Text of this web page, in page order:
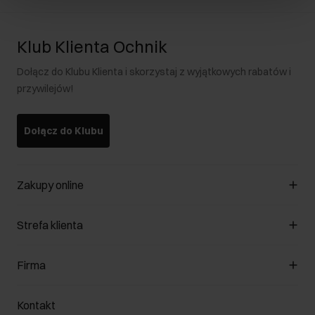
Klub Klienta Ochnik
Dołącz do Klubu Klienta i skorzystaj z wyjątkowych rabatów i
przywilejów!
Dołącz do Klubu
Zakupy online
Zarządzaj cookies
Formy płatności
Jak dokonać zwrotu?
Strefa klienta
Klub Klienta
Zwróć produkty
Firma
O nas
Kontakt